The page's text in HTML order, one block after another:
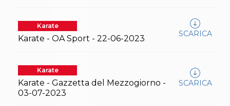
Merchandising
Cookies Accept
Karate
Karate - OA Sport - 22-06-2023 SCARICA
Karate
Karate - Gazzetta del Mezzogiorno -
03-07-2023
SCARICA